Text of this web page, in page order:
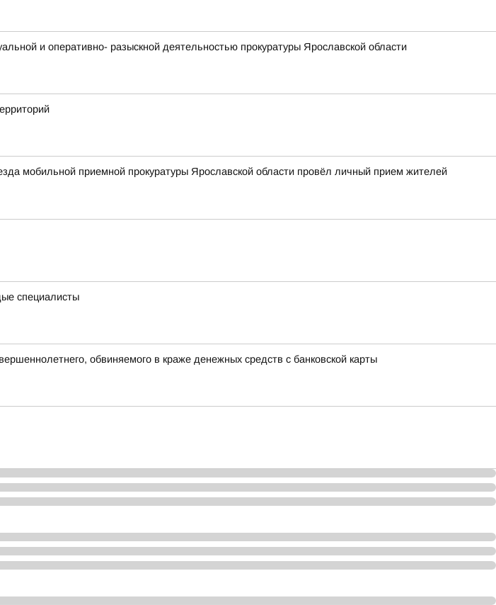
и оперативно- разыскной деятельностью прокуратуры Ярославской области
мобильной приемной прокуратуры Ярославской области провёл личный прием жителей
специалисты
обвиняемого в краже денежных средств с банковской карты